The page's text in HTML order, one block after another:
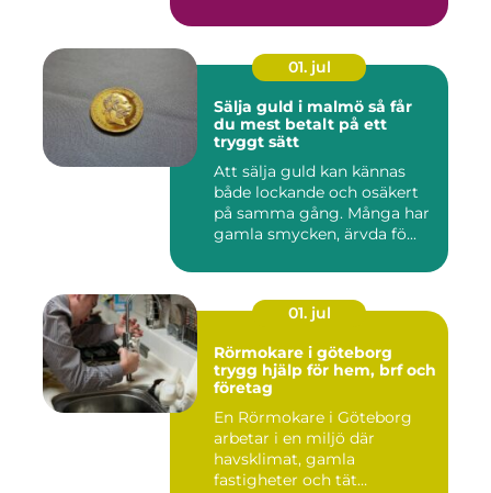
01. jul
Sälja guld i malmö så får
du mest betalt på ett
tryggt sätt
Att sälja guld kan kännas
både lockande och osäkert
på samma gång. Många har
gamla smycken, ärvda fö...
01. jul
Rörmokare i göteborg
trygg hjälp för hem, brf och
företag
En Rörmokare i Göteborg
arbetar i en miljö där
havsklimat, gamla
fastigheter och tät